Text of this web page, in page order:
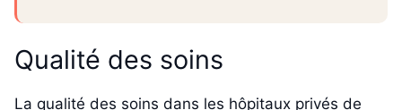
Qualité des soins
La qualité des soins dans les hôpitaux privés de